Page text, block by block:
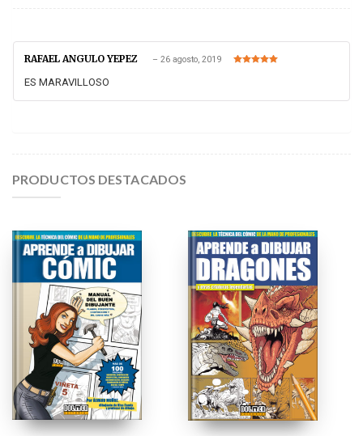
RAFAEL ANGULO YEPEZ – 26 agosto, 2019
ES MARAVILLOSO
PRODUCTOS DESTACADOS